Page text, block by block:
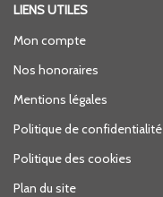
LIENS UTILES
Mon compte
Nos honoraires
Mentions légales
Politique de confidentialité
Politique des cookies
Plan du site